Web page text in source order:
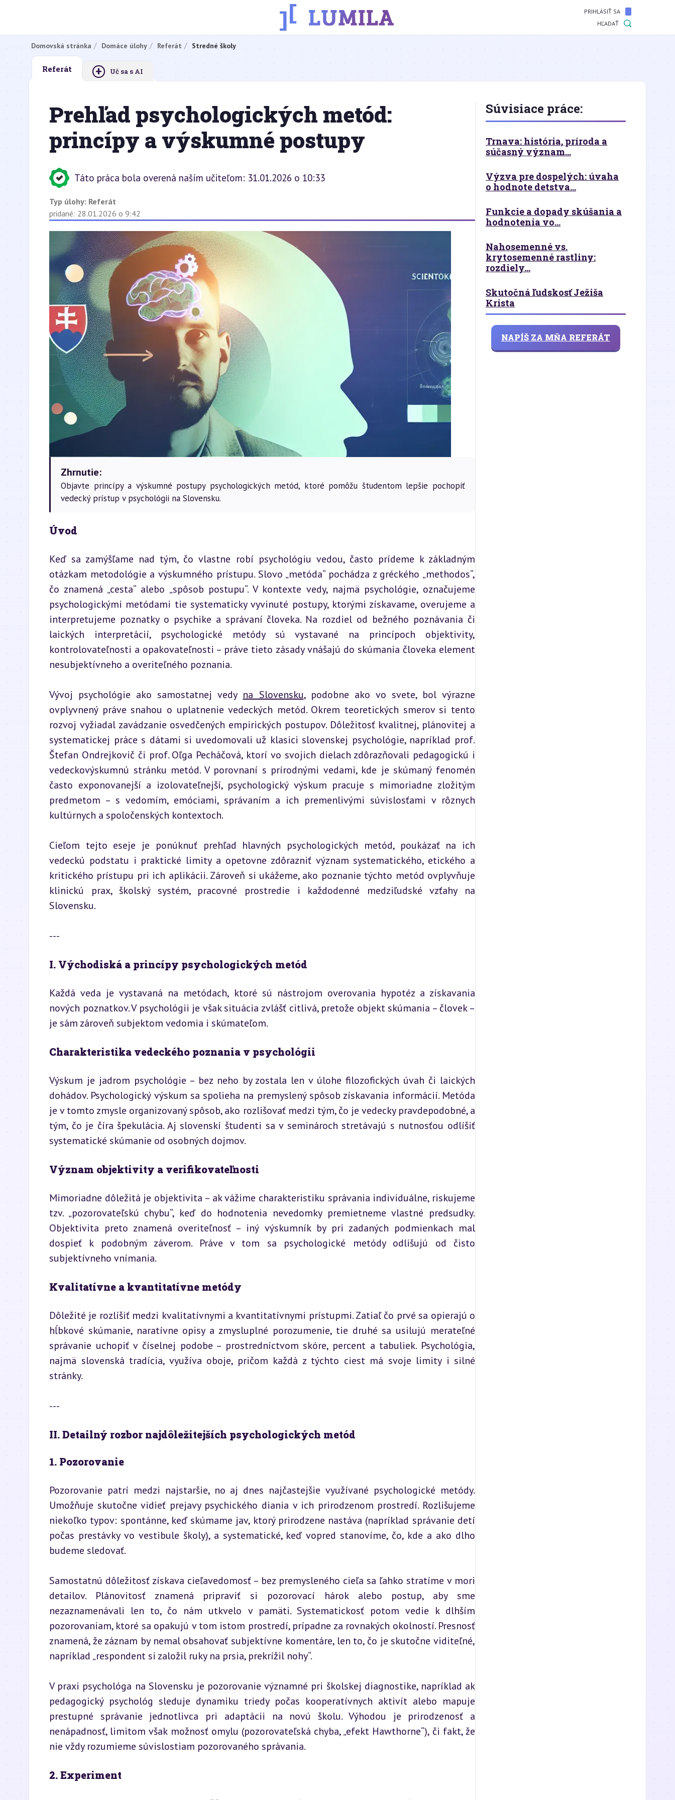
PRIHLÁSIŤ SA
HĽADAŤ
Domovská stránka Domáce úlohy Referát Stredné školy
Referát + Uč sa s AI
Prehľad psychologických metód:
princípy a výskumné postupy
Táto práca bola overená naším učiteľom: 31.01.2026 o 10:33
Typ úlohy: Referát
pridané: 28.01.2026 o 9:42
Zhrnutie:
Objavte princípy a výskumné postupy psychologických metód, ktoré pomôžu študentom lepšie pochopiť
vedecký prístup v psychológii na Slovensku.
Úvod
Keď sa zamýšľame nad tým, čo vlastne robí psychológiu vedou, často prídeme k základným
otázkam metodológie a výskumného prístupu. Slovo „metóda“ pochádza z gréckého „methodos“,
čo znamená „cesta“ alebo „spôsob postupu“. V kontexte vedy, najmä psychológie, označujeme
psychologickými metódami tie systematicky vyvinuté postupy, ktorými získavame, overujeme a
interpretujeme poznatky o psychike a správaní človeka. Na rozdiel od bežného poznávania či
laických interpretácií, psychologické metódy sú vystavané na princípoch objektivity,
kontrolovateľnosti a opakovateľnosti – práve tieto zásady vnášajú do skúmania človeka element
nesubjektívneho a overiteľného poznania.
Vývoj psychológie ako samostatnej vedy na Slovensku, podobne ako vo svete, bol výrazne
ovplyvnený práve snahou o uplatnenie vedeckých metód. Okrem teoretických smerov si tento
rozvoj vyžiadal zavádzanie osvedčených empirických postupov. Dôležitosť kvalitnej, plánovitej a
systematickej práce s dátami si uvedomovali už klasici slovenskej psychológie, napríklad prof.
Štefan Ondrejkovič či prof. Oľga Pecháčová, ktorí vo svojich dielach zdôrazňovali pedagogickú i
vedeckovýskumnú stránku metód. V porovnaní s prírodnými vedami, kde je skúmaný fenomén
často exponovanejší a izolovateľnejší, psychologický výskum pracuje s mimoriadne zložitým
predmetom – s vedomím, emóciami, správaním a ich premenlivými súvislosťami v rôznych
kultúrnych a spoločenských kontextoch.
Cieľom tejto eseje je ponúknuť prehľad hlavných psychologických metód, poukázať na ich
vedeckú podstatu i praktické limity a opetovne zdôrazniť význam systematického, etického a
kritického prístupu pri ich aplikácii. Zároveň si ukážeme, ako poznanie týchto metód ovplyvňuje
klinickú prax, školský systém, pracovné prostredie i každodenné medziľudské vzťahy na
Slovensku.
---
I. Východiská a princípy psychologických metód
Každá veda je vystavaná na metódach, ktoré sú nástrojom overovania hypotéz a získavania
nových poznatkov. V psychológii je však situácia zvlášť citlivá, pretože objekt skúmania – človek –
je sám zároveň subjektom vedomia i skúmateľom.
Charakteristika vedeckého poznania v psychológii
Výskum je jadrom psychológie – bez neho by zostala len v úlohe filozofických úvah či laických
dohádov. Psychologický výskum sa spolieha na premyslený spôsob získavania informácií. Metóda
je v tomto zmysle organizovaný spôsob, ako rozlišovať medzi tým, čo je vedecky pravdepodobné, a
tým, čo je číra špekulácia. Aj slovenskí študenti sa v seminároch stretávajú s nutnosťou odlíšiť
systematické skúmanie od osobných dojmov.
Význam objektivity a verifikovateľnosti
Mimoriadne dôležitá je objektivita – ak vážime charakteristiku správania individuálne, riskujeme
tzv. „pozorovateľskú chybu“, keď do hodnotenia nevedomky premietneme vlastné predsudky.
Objektivita preto znamená overiteľnosť – iný výskumník by pri zadaných podmienkach mal
dospieť k podobným záverom. Práve v tom sa psychologické metódy odlišujú od čisto
subjektívneho vnímania.
Kvalitatívne a kvantitatívne metódy
Dôležité je rozlíšiť medzi kvalitatívnymi a kvantitatívnymi prístupmi. Zatiaľ čo prvé sa opierajú o
hĺbkové skúmanie, naratívne opisy a zmysluplné porozumenie, tie druhé sa usilujú merateľné
správanie uchopiť v číselnej podobe – prostredníctvom skóre, percent a tabuliek. Psychológia,
najmä slovenská tradícia, využíva oboje, pričom každá z týchto ciest má svoje limity i silné
stránky.
---
II. Detailný rozbor najdôležitejších psychologických metód
1. Pozorovanie
Pozorovanie patrí medzi najstaršie, no aj dnes najčastejšie využívané psychologické metódy.
Umožňuje skutočne vidieť prejavy psychického diania v ich prirodzenom prostredí. Rozlišujeme
niekoľko typov: spontánne, keď skúmame jav, ktorý prirodzene nastáva (napríklad správanie detí
počas prestávky vo vestibule školy), a systematické, keď vopred stanovíme, čo, kde a ako dlho
budeme sledovať.
Samostatnú dôležitosť získava cieľavedomosť – bez premysleného cieľa sa ľahko stratíme v mori
detailov. Plánovitosť znamená pripraviť si pozorovací hárok alebo postup, aby sme
nezaznamenávali len to, čo nám utkvelo v pamäti. Systematickosť potom vedie k dlhším
pozorovaniam, ktoré sa opakujú v tom istom prostredí, prípadne za rovnakých okolností. Presnosť
znamená, že záznam by nemal obsahovať subjektívne komentáre, len to, čo je skutočne viditeľné,
napríklad „respondent si založil ruky na prsia, prekrížil nohy“.
V praxi psychológa na Slovensku je pozorovanie významné pri školskej diagnostike, napríklad ak
pedagogický psychológ sleduje dynamiku triedy počas kooperatívnych aktivít alebo mapuje
prestupné správanie jednotlivca pri adaptácii na novú školu. Výhodou je prirodzenosť a
nenápadnosť, limitom však možnosť omylu (pozorovateľská chyba, „efekt Hawthorne“), či fakt, že
nie vždy rozumieme súvislostiam pozorovaného správania.
2. Experiment
Súvisiace práce:
Trnava: história, príroda a
súčasný význam...
Výzva pre dospelých: úvaha
o hodnote detstva...
Funkcie a dopady skúšania a
hodnotenia vo...
Nahosemenné vs.
krytosemenné rastliny:
rozdiely...
Skutočná ľudskosť Ježiša
Krista
NAPÍŠ ZA MŇA REFERÁT